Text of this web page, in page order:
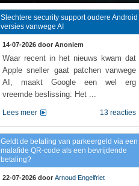
Slechtere security support oudere Android
versies vanwege AI
14-07-2026 door Anoniem
Waar recent in het nieuws kwam dat
Apple sneller gaat patchen vanwege
AI, maakt Google een wel erg
vreemde beslissing: Het ...
13 reacties
Lees meer
Geldt de betaling van parkeergeld via een
malafide QR-code als een bevrijdende
betaling?
22-07-2026 door Arnoud Engelfriet